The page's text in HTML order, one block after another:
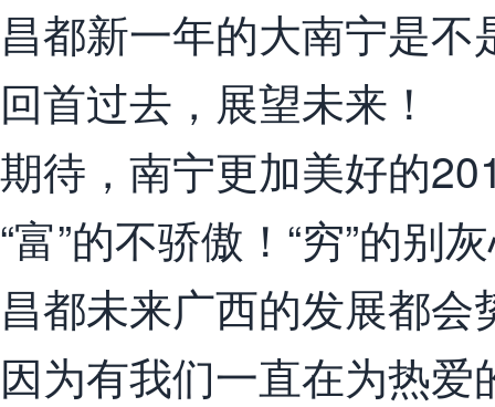
昌都新一年的大南宁是不
回首过去，展望未来！
期待，南宁更加美好的
“富”的不骄傲！“穷”的别
昌都未来广西的发展都会
因为有我们一直在为热